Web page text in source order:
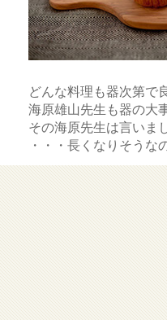
どんな料理も器次第で
海原雄山先生も器の大
その海原先生は言いま
・・・長くなりそうな